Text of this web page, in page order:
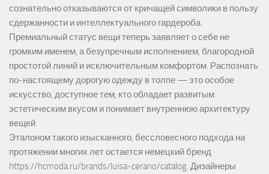
сознательно отказываются от кричащей символики в пользу
сдержанности и интеллектуального гардероба.
Премиальный статус вещи теперь заявляет о себе не
громким именем, а безупречным исполнением, благородной
простотой линий и исключительным комфортом. Распознать
по-настоящему дорогую одежду в толпе — это особое
искусство, доступное тем, кто обладает развитым
эстетическим вкусом и понимает внутреннюю архитектуру
вещей.
Эталоном такого изысканного, бессловесного подхода на
протяжении многих лет остается немецкий бренд
https://hcmoda.ru/brands/luisa-cerano/catalog. Дизайнеры